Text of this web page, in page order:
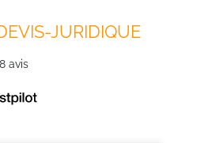
JURIDIQUE
avis